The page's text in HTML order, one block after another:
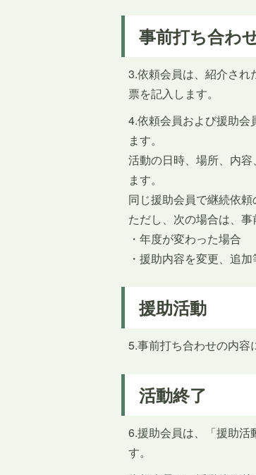
事前打ち合わ
3.依頼会員は、紹介さ
票を記入します。
4.依頼会員および援助会
ます。
活動の日時、場所、内
ます。
同じ援助会員で継続依
ただし、次の場合は、事
・年度が変わった場合
・援助内容を変更、追
援助活動
5.事前打ち合わせの内容
活動終了
6.援助会員は、「援助活
す。